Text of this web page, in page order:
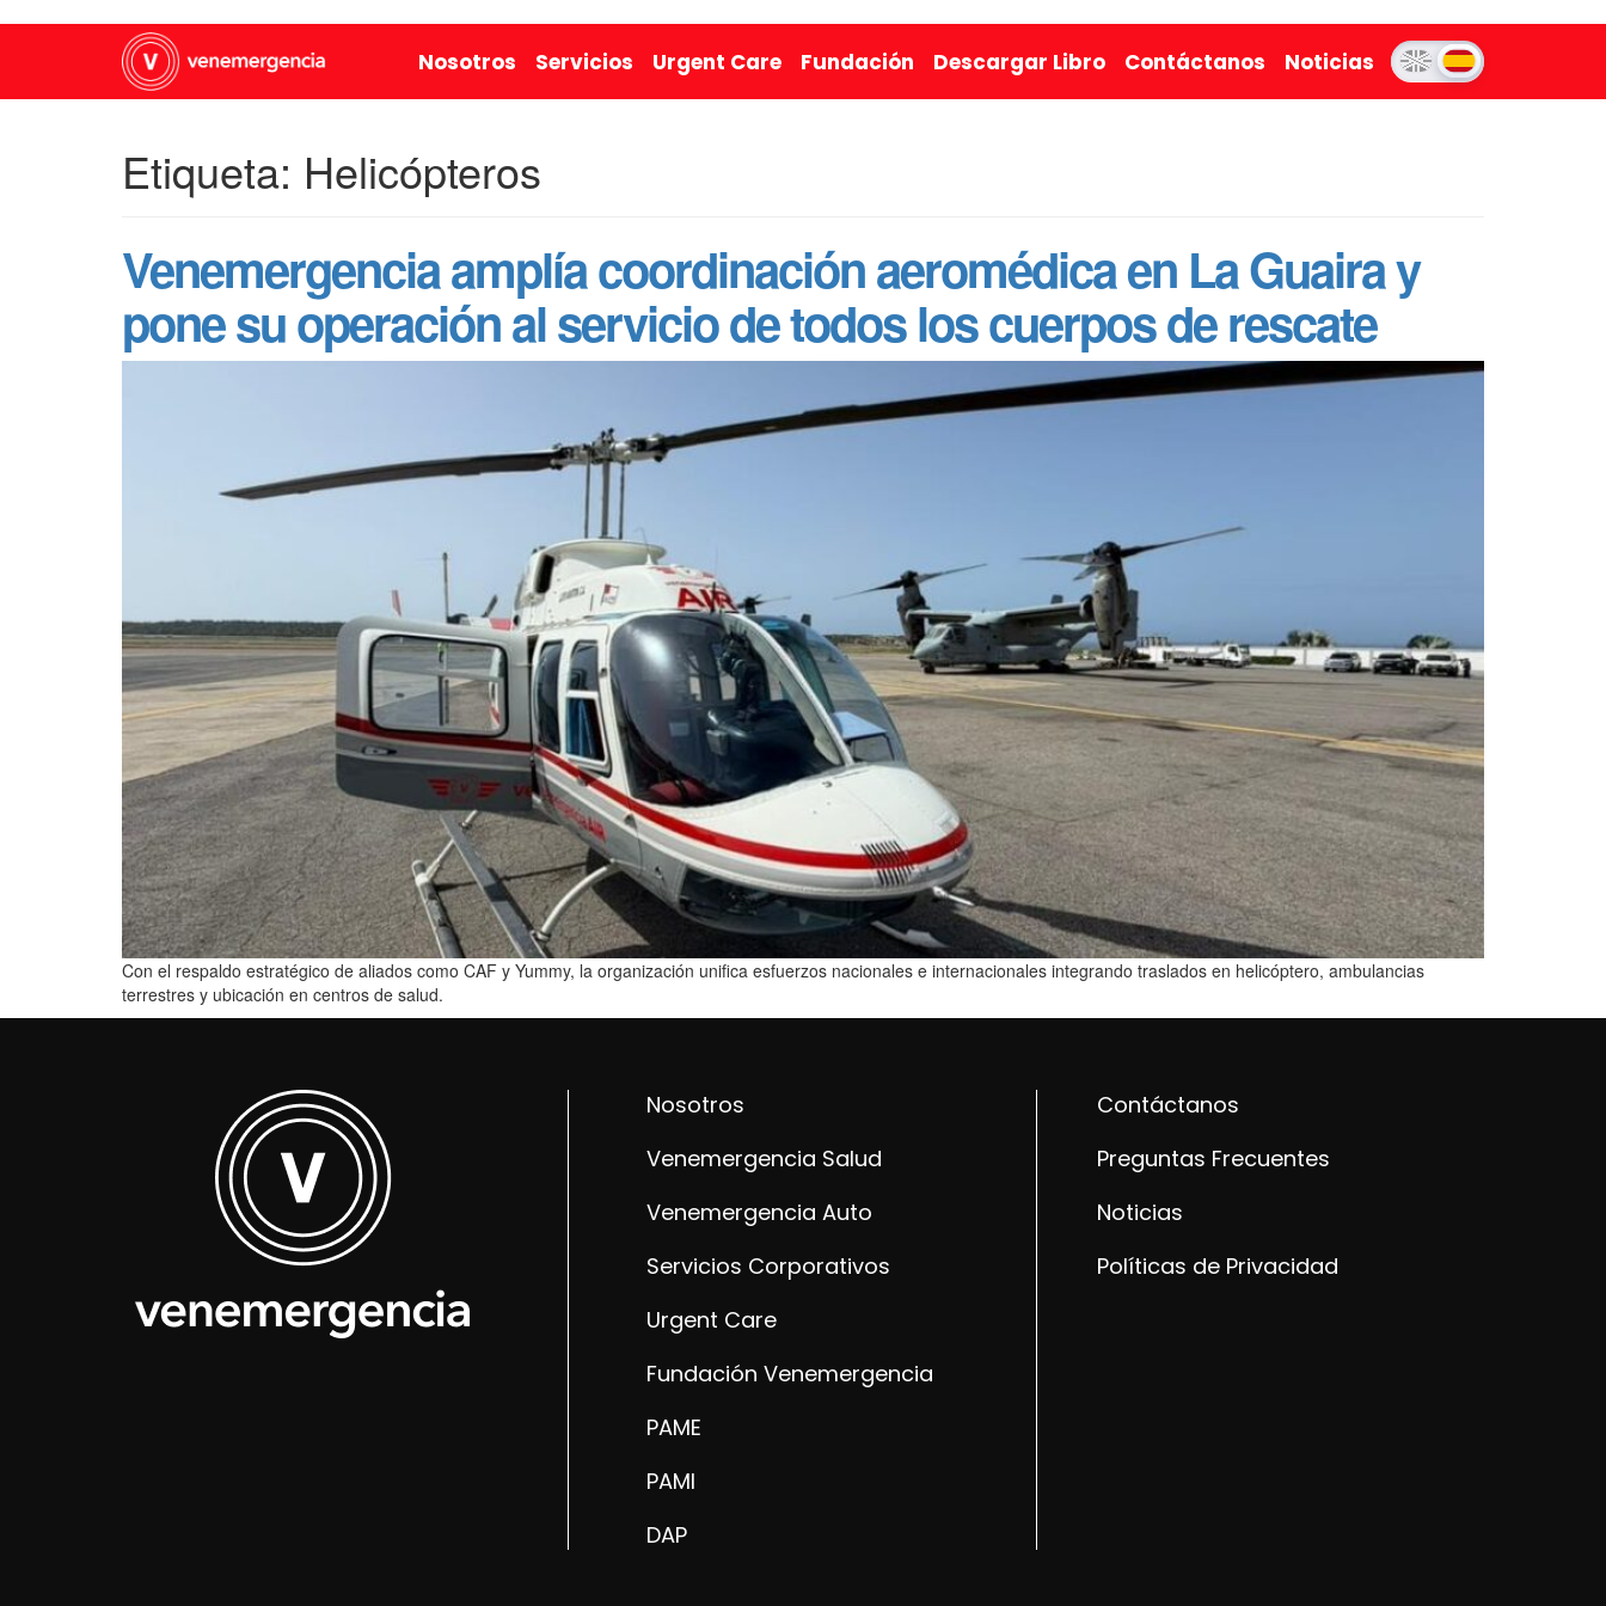
Nosotros Servicios Urgent Care Fundación Descargar Libro Contáctanos Noticias
Etiqueta: Helicópteros
Venemergencia amplía coordinación aeromédica en La Guaira y
pone su operación al servicio de todos los cuerpos de rescate
Con el respaldo estratégico de aliados como CAF y Yummy, la organización unifica esfuerzos nacionales e internacionales integrando traslados en helicóptero, ambulancias
terrestres y ubicación en centros de salud.
Nosotros
Venemergencia Salud
Venemergencia Auto
Servicios Corporativos
Urgent Care
Fundación Venemergencia
PAME
PAMI
DAP
Contáctanos
Preguntas Frecuentes
Noticias
Políticas de Privacidad